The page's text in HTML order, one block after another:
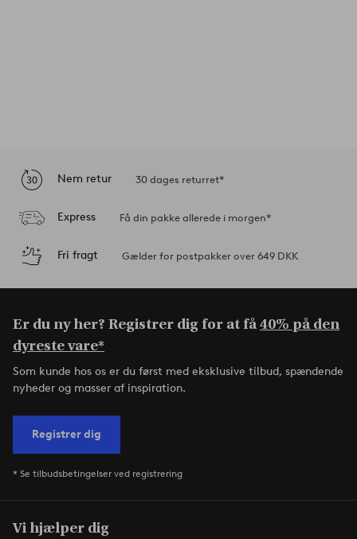
Nem retur 30 dages returret*
Express Få din pakke allerede i morgen*
Fri fragt Gælder for postpakker over 649 DKK
Er du ny her? Registrer dig for at få40% på den
dyreste vare*
Som kunde hos os er du først med eksklusive tilbud, spændende
nyheder og masser af inspiration.
Registrer dig
* Se tilbudsbetingelser ved registrering
Vi hjælper dig